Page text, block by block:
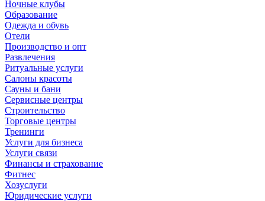
Ночные клубы
Образование
Одежда и обувь
Отели
Производство и опт
Развлечения
Ритуальные услуги
Салоны красоты
Сауны и бани
Сервисные центры
Строительство
Торговые центры
Тренинги
Услуги для бизнеса
Услуги связи
Финансы и страхование
Фитнес
Хозуслуги
Юридические услуги